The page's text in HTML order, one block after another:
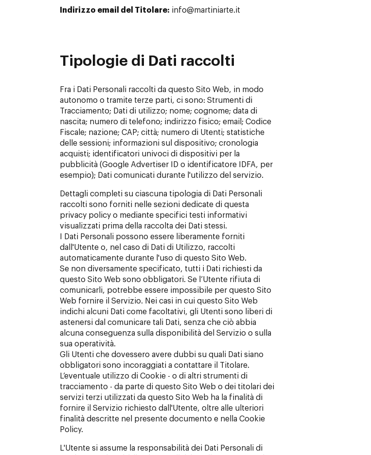
Indirizzo email del Titolare: info@martiniarte.it
Tipologie di Dati raccolti
Fra i Dati Personali raccolti da questo Sito Web, in modo
autonomo o tramite terze parti, ci sono: Strumenti di
Tracciamento; Dati di utilizzo; nome; cognome; data di
nascita; numero di telefono; indirizzo fisico; email; Codice
Fiscale; nazione; CAP; città; numero di Utenti; statistiche
delle sessioni; informazioni sul dispositivo; cronologia
acquisti; identificatori univoci di dispositivi per la
pubblicità (Google Advertiser ID o identificatore IDFA, per
esempio); Dati comunicati durante l'utilizzo del servizio.
Dettagli completi su ciascuna tipologia di Dati Personali
raccolti sono forniti nelle sezioni dedicate di questa
privacy policy o mediante specifici testi informativi
visualizzati prima della raccolta dei Dati stessi.
I Dati Personali possono essere liberamente forniti
dall'Utente o, nel caso di Dati di Utilizzo, raccolti
automaticamente durante l'uso di questo Sito Web.
Se non diversamente specificato, tutti i Dati richiesti da
questo Sito Web sono obbligatori. Se l’Utente rifiuta di
comunicarli, potrebbe essere impossibile per questo Sito
Web fornire il Servizio. Nei casi in cui questo Sito Web
indichi alcuni Dati come facoltativi, gli Utenti sono liberi di
astenersi dal comunicare tali Dati, senza che ciò abbia
alcuna conseguenza sulla disponibilità del Servizio o sulla
sua operatività.
Gli Utenti che dovessero avere dubbi su quali Dati siano
obbligatori sono incoraggiati a contattare il Titolare.
L’eventuale utilizzo di Cookie - o di altri strumenti di
tracciamento - da parte di questo Sito Web o dei titolari dei
servizi terzi utilizzati da questo Sito Web ha la finalità di
fornire il Servizio richiesto dall'Utente, oltre alle ulteriori
finalità descritte nel presente documento e nella Cookie
Policy.
L'Utente si assume la responsabilità dei Dati Personali di